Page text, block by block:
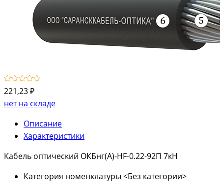
221,23 ₽
нет на складе
Описание
Характеристики
Кабель оптический ОКБнг(А)-HF-0.22-92П 7кН
Категория номенклатуры <Без категории>